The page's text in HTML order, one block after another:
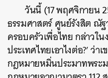
วันนี้ (17 พฤศจิกายน
ธรรมศาสตร์ ศูนย์รังสิต ณั
ครอบครัวเพื่อไทย กล่าวใน
ประเทศไทยเอาไงต่อ?’ ว่
กฎหมายหมิ่นประมาทพระ